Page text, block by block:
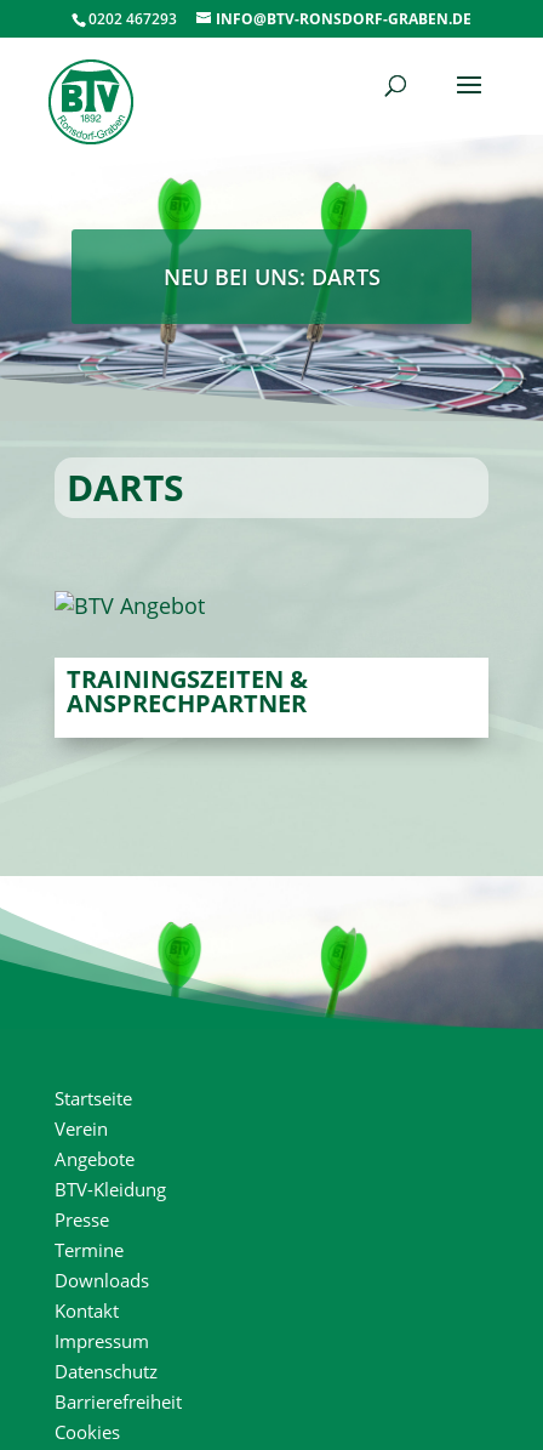
0202 467293 INFO@BTV-RONSDORF-GRABEN.DE
NEU BEI UNS: DARTS
DARTS
TRAININGSZEITEN &
ANSPRECHPARTNER
Startseite
Verein
Angebote
BTV-Kleidung
Presse
Termine
Downloads
Kontakt
Impressum
Datenschutz
Barrierefreiheit
Cookies